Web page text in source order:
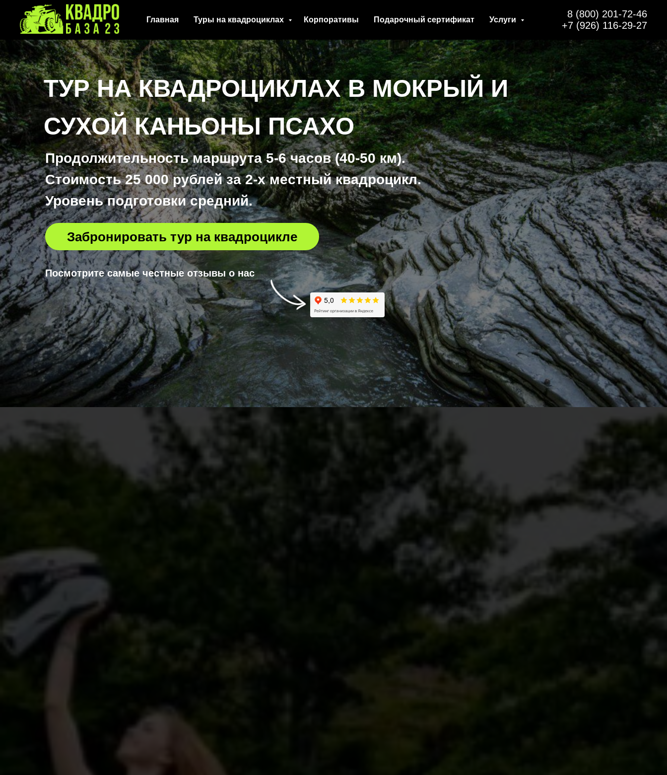
Главная Туры на квадроциклах Корпоративы Подарочный сертификат Услуги
8 (800) 201-72-46
+7 (926) 116-29-27
ТУР НА КВАДРОЦИКЛАХ В МОКРЫЙ И
СУХОЙ КАНЬОНЫ ПСАХО
Продолжительность маршрута 5-6 часов (40-50 км).
Стоимость 25 000 рублей за 2-х местный квадроцикл.
Уровень подготовки средний.
Забронировать тур на квадроцикле
Посмотрите самые честные отзывы о нас